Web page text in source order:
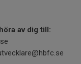
av dig till: